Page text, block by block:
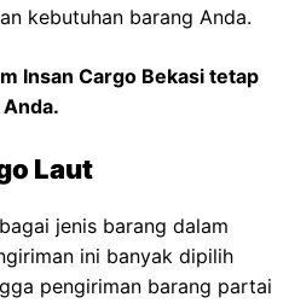
kebutuhan barang Anda.
Insan Cargo Bekasi tetap
Laut
jenis barang dalam
ini banyak dipilih
pengiriman barang partai